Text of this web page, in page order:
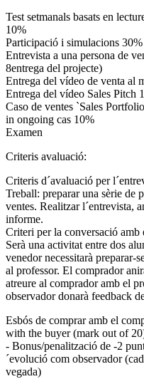
Test setmanals basats en
10%
Participació i simulacions 30%
Entrevista a una persona de
8entrega del projecte)
Entrega del vídeo de venta al
Entrega del vídeo Sales Pitch
Caso de ventes `Sales
in ongoing cas 10%
Examen
Criteris avaluació:
Criteris d´avaluació per
Treball: preparar una sèrie de
ventes. Realitzar l´entrevista,
informe.
Criteri per la conversació amb
Serà una activitat entre dos
venedor necessitarà preparar-
al professor. El comprador
atreure al comprador amb el
observador donarà feedback
Esbós de comprar amb el
with the buyer (mark out of
- Bonus/penalització de -2
´evolució com observador
vegada)